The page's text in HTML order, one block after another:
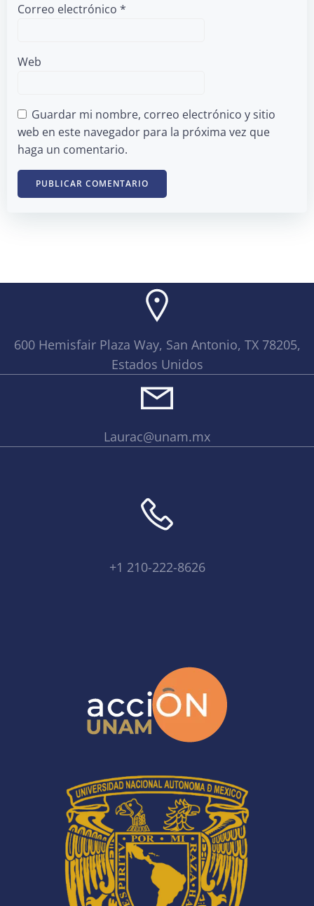
Correo electrónico *
Web
Guardar mi nombre, correo electrónico y sitio
web en este navegador para la próxima vez que
haga un comentario.
600 Hemisfair Plaza Way, San Antonio, TX 78205,
Estados Unidos
Laurac@unam.mx
+1 210-222-8626